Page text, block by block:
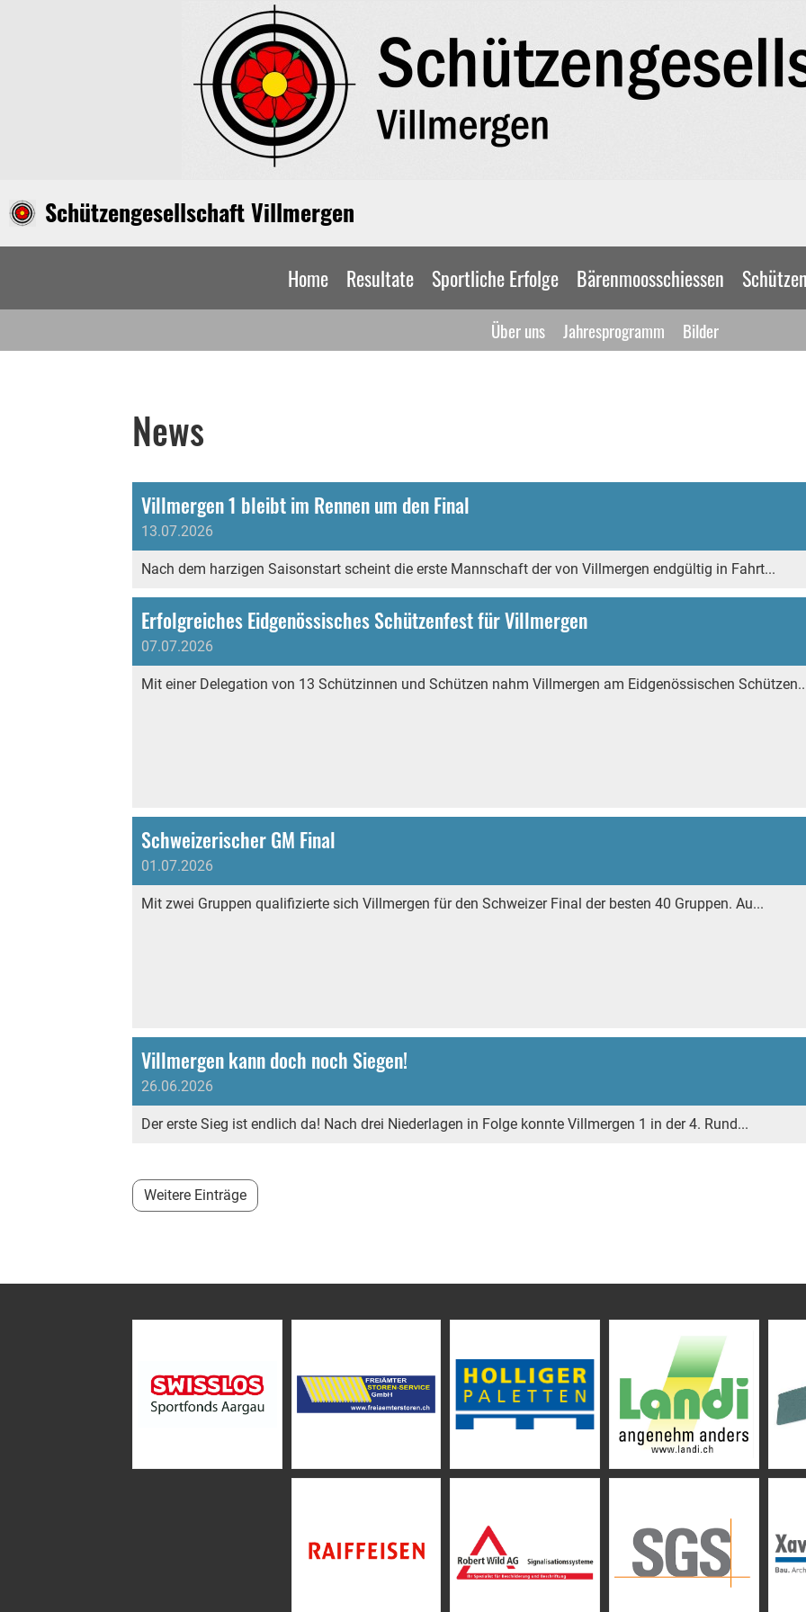
Schützengesellschaft Villmergen
Home Resultate Sportliche Erfolge Bärenmoosschiessen
Über uns Jahresprogramm Bilder
News
Villmergen 1 bleibt im Rennen um den Final
13.07.2026
Nach dem harzigen Saisonstart scheint die erste Mannschaft der von Villmergen endgültig in Fahrt...
Erfolgreiches Eidgenössisches Schützenfest für Villmergen
07.07.2026
Mit einer Delegation von 13 Schützinnen und Schützen nahm Villmergen am Eidgenössischen
Schweizerischer GM Final
01.07.2026
Mit zwei Gruppen qualifizierte sich Villmergen für den Schweizer Final der besten 40 Gruppen. Au...
Villmergen kann doch noch Siegen!
26.06.2026
Der erste Sieg ist endlich da! Nach drei Niederlagen in Folge konnte Villmergen 1 in der 4. Rund...
Weitere Einträge